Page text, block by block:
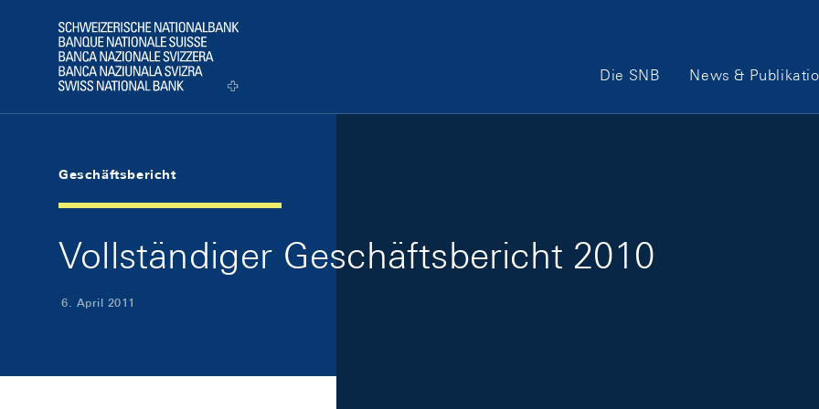
Logo
Hauptnavigation
Die SNB News &
Geschäftsbericht
Vollständiger Geschäftsbericht 2010
6. April 2011